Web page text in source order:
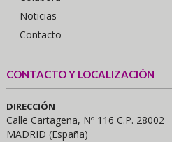
- Noticias
- Contacto
CONTACTO Y LOCALIZACIÓN
DIRECCIÓN
Calle Cartagena, Nº 116 C.P. 28002
MADRID (España)